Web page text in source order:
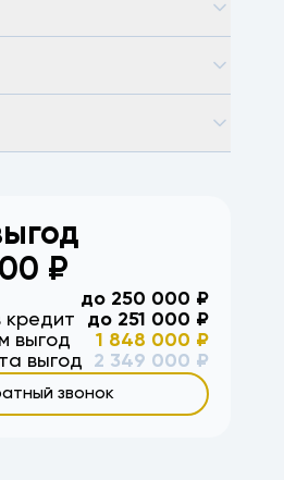
₽
до 250 000 ₽
кредит
до 251 000 ₽
выгод
1 848 000 ₽
выгод
2 349 000 ₽
звонок